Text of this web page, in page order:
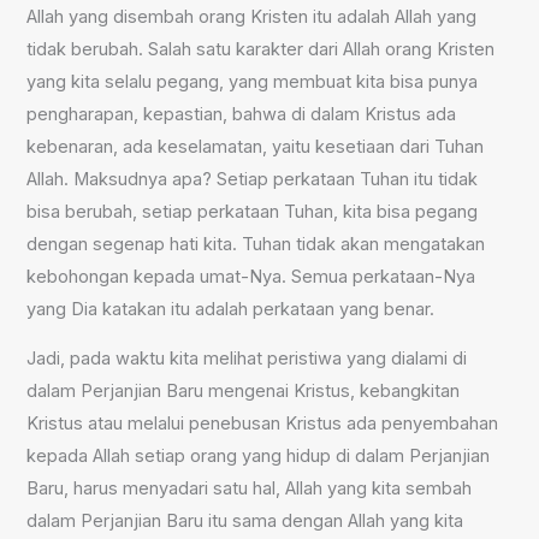
Allah yang disembah orang Kristen itu adalah Allah yang
tidak berubah. Salah satu karakter dari Allah orang Kristen
yang kita selalu pegang, yang membuat kita bisa punya
pengharapan, kepastian, bahwa di dalam Kristus ada
kebenaran, ada keselamatan, yaitu kesetiaan dari Tuhan
Allah. Maksudnya apa? Setiap perkataan Tuhan itu tidak
bisa berubah, setiap perkataan Tuhan, kita bisa pegang
dengan segenap hati kita. Tuhan tidak akan mengatakan
kebohongan kepada umat-Nya. Semua perkataan-Nya
yang Dia katakan itu adalah perkataan yang benar.
Jadi, pada waktu kita melihat peristiwa yang dialami di
dalam Perjanjian Baru mengenai Kristus, kebangkitan
Kristus atau melalui penebusan Kristus ada penyembahan
kepada Allah setiap orang yang hidup di dalam Perjanjian
Baru, harus menyadari satu hal, Allah yang kita sembah
dalam Perjanjian Baru itu sama dengan Allah yang kita